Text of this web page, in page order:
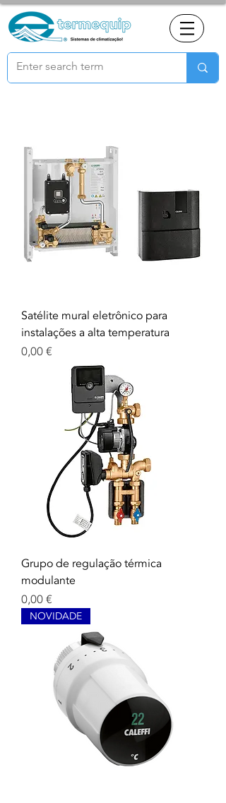
Satélite mural eletrônico para
instalações a alta temperatura
Precio
0,00 €
Grupo de regulação térmica
modulante
Precio
0,00 €
NOVIDADE